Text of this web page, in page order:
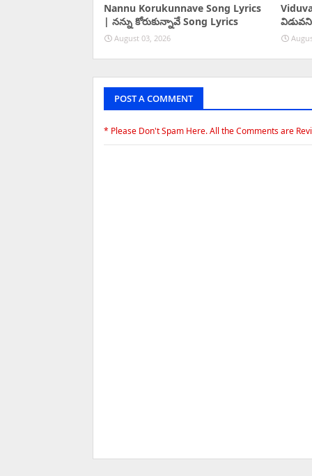
Nannu Korukunnave Song Lyrics
| నన్ను కోరుకున్నావే Song Lyrics
August 03, 2026
POST A COMMENT
* Please Don't Spam Here. All the Comments are